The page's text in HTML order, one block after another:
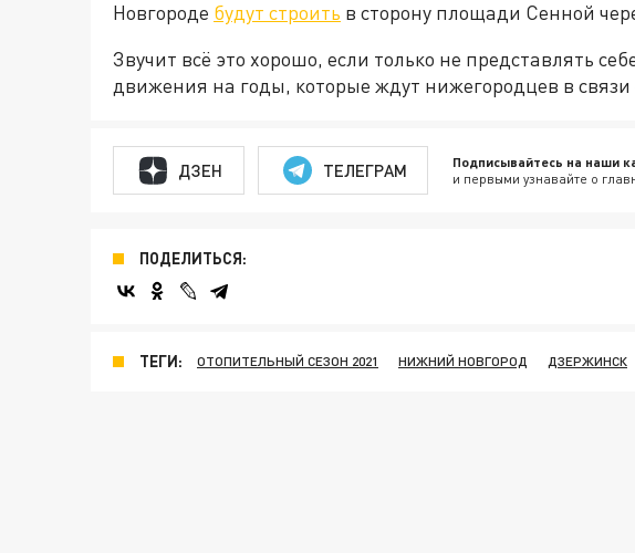
Новгороде будут строить в сторону площади Сенной
Звучит всё это хорошо, если только не представлять
движения на годы, которые ждут нижегородцев в связи
ДЗЕН ТЕЛЕГРАМ Подписывайтесь на наши
и первыми узнавайте о
ПОДЕЛИТЬСЯ:
ТЕГИ: ОТОПИТЕЛЬНЫЙ СЕЗОН 2021 НИЖНИЙ НОВГОРОД ДЗЕРЖИНСК